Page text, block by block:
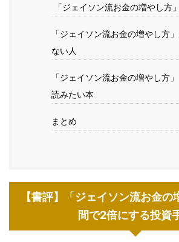
「ジェイソン流お金の増やし方
「ジェイソン流お金の増やし方
ない人
「ジェイソン流お金の増やし方
読みたい本
まとめ
【書評】「ジェイソン流お金
間で2倍にする投資